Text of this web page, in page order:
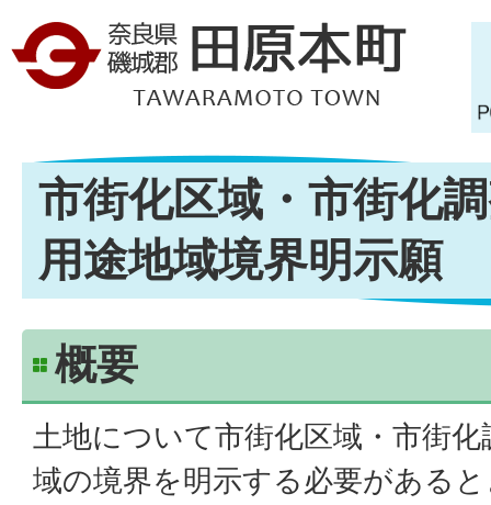
市街化区域・市街化
用途地域境界明示願
概要
土地について市街化区域・市街
域の境界を明示する必要がある